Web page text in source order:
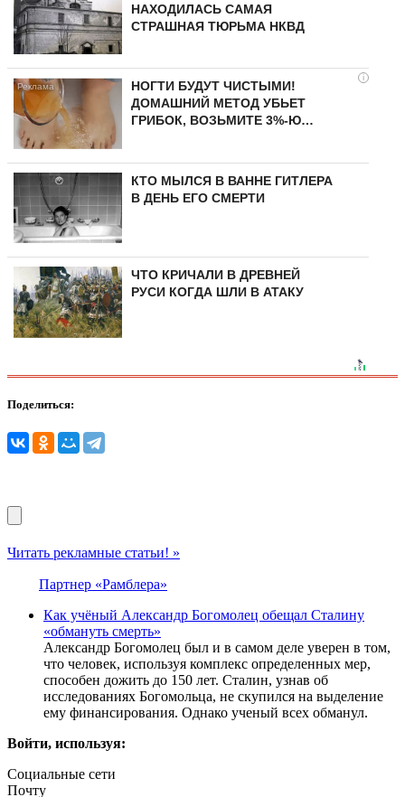
НАХОДИЛАСЬ САМАЯ
СТРАШНАЯ ТЮРЬМА НКВД
i
НОГТИ БУДУТ ЧИСТЫМИ!
ДОМАШНИЙ МЕТОД УБЬЕТ
ГРИБОК, ВОЗЬМИТЕ 3%-Ю…
КТО МЫЛСЯ В ВАННЕ ГИТЛЕРА
В ДЕНЬ ЕГО СМЕРТИ
ЧТО КРИЧАЛИ В ДРЕВНЕЙ
РУСИ КОГДА ШЛИ В АТАКУ
Поделиться:
Читать рекламные статьи! »
Партнер «Рамблера»
Как учёный Александр Богомолец обещал Сталину
«обмануть смерть»
Александр Богомолец был и в самом деле уверен в том,
что человек, используя комплекс определенных мер,
способен дожить до 150 лет. Сталин, узнав об
исследованиях Богомольца, не скупился на выделение
ему финансирования. Однако ученый всех обманул.
Войти, используя:
Социальные сети
Почту